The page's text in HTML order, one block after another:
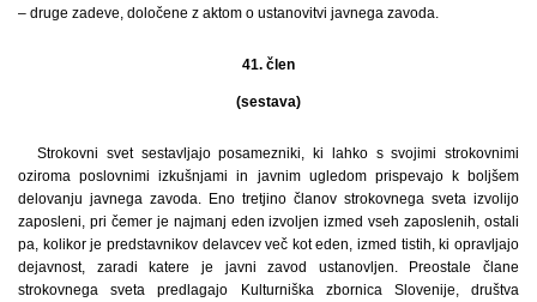
– druge zadeve, določene z aktom o ustanovitvi javnega zavoda.
41. člen
(sestava)
Strokovni svet sestavljajo posamezniki, ki lahko s svojimi strokovnimi
oziroma poslovnimi izkušnjami in javnim ugledom prispevajo k boljšem
delovanju javnega zavoda. Eno tretjino članov strokovnega sveta izvolijo
zaposleni, pri čemer je najmanj eden izvoljen izmed vseh zaposlenih, ostali
pa, kolikor je predstavnikov delavcev več kot eden, izmed tistih, ki opravljajo
dejavnost, zaradi katere je javni zavod ustanovljen. Preostale člane
strokovnega sveta predlagajo Kulturniška zbornica Slovenije, društva